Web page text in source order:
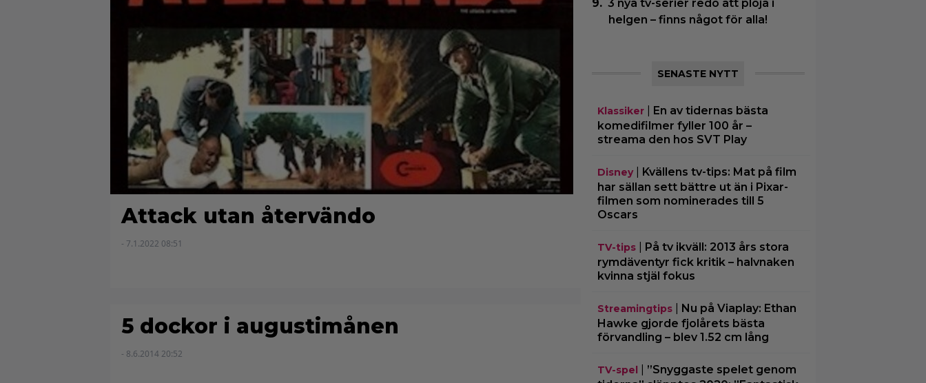
Attack utan återvändo
- 7.1.2022 08:51
5 dockor i augustimånen
- 8.6.2014 20:52
3 nya tv-serier redo att plöja i
helgen – finns något för alla!
SENASTE NYTT
Klassiker| En av tidernas bästa
komedifilmer fyller 100 år –
streama den hos SVT Play
Disney| Kvällens tv-tips: Mat på film
har sällan sett bättre ut än i Pixar-
filmen som nominerades till 5
Oscars
TV-tips| På tv ikväll: 2013 års stora
rymdäventyr fick kritik – halvnaken
kvinna stjäl fokus
Streamingtips| Nu på Viaplay: Ethan
Hawke gjorde fjolårets bästa
förvandling – blev 1.52 cm lång
TV-spel
”Snyggaste spelet genom